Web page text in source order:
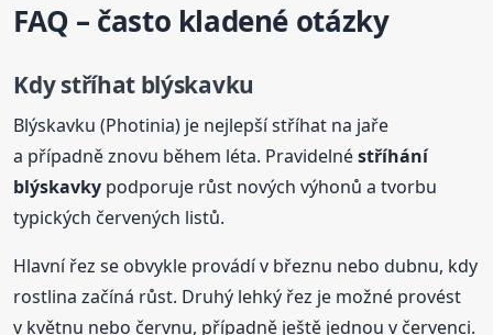
FAQ – často kladené otázky
Kdy stříhat blýskavku
Blýskavku (Photinia) je nejlepší stříhat na jaře
a případně znovu během léta. Pravidelnéstříhání
blýskavky podporuje růst nových výhonů a tvorbu
typických červených listů.
Hlavní řez se obvykle provádí v březnu nebo dubnu, kdy
rostlina začíná růst. Druhý lehký řez je možné provést
v květnu nebo červnu, případně ještě jednou v červenci.